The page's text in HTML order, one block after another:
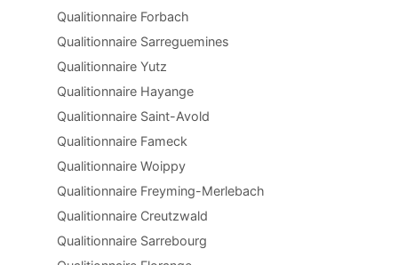
Qualitionnaire Forbach
Qualitionnaire Sarreguemines
Qualitionnaire Yutz
Qualitionnaire Hayange
Qualitionnaire Saint-Avold
Qualitionnaire Fameck
Qualitionnaire Woippy
Qualitionnaire Freyming-Merlebach
Qualitionnaire Creutzwald
Qualitionnaire Sarrebourg